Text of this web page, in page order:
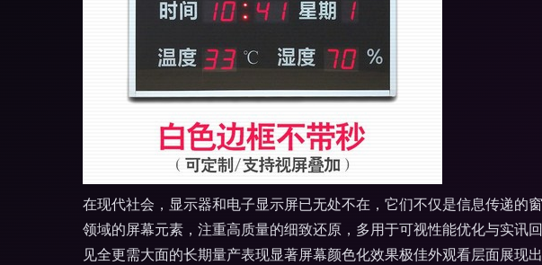
在现代社会，显示器和电子显示屏已无处不在，它们不仅是信息传递
领域的屏幕元素，注重高质量的细致还原，多用于可视性能优化与实讯
见全更需大面的长期量产表现显著屏幕颜色化效果极佳外观看层面展